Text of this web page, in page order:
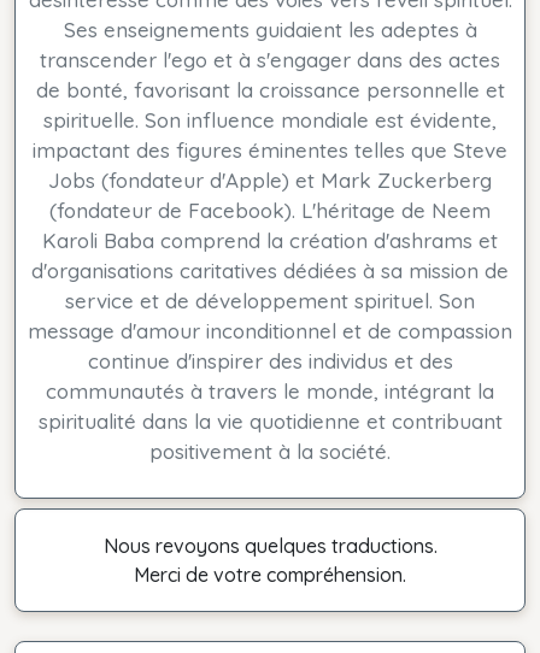
Ses enseignements guidaient les adeptes à
transcender l'ego et à s'engager dans des actes
de bonté, favorisant la croissance personnelle et
spirituelle. Son influence mondiale est évidente,
impactant des figures éminentes telles que Steve
Jobs (fondateur d'Apple) et Mark Zuckerberg
(fondateur de Facebook). L'héritage de Neem
Karoli Baba comprend la création d'ashrams et
d'organisations caritatives dédiées à sa mission de
service et de développement spirituel. Son
message d'amour inconditionnel et de compassion
continue d'inspirer des individus et des
communautés à travers le monde, intégrant la
spiritualité dans la vie quotidienne et contribuant
positivement à la société.
Nous revoyons quelques traductions.
Merci de votre compréhension.